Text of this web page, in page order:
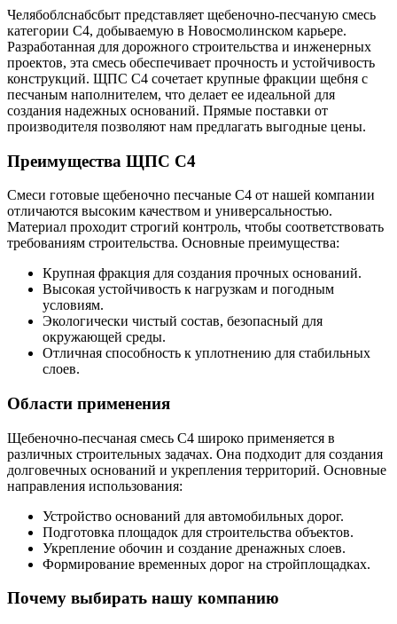
Челябоблснабсбыт представляет щебеночно-песчаную смесь
категории С4, добываемую в Новосмолинском карьере.
Разработанная для дорожного строительства и инженерных
проектов, эта смесь обеспечивает прочность и устойчивость
конструкций. ЩПС С4 сочетает крупные фракции щебня с
песчаным наполнителем, что делает ее идеальной для
создания надежных оснований. Прямые поставки от
производителя позволяют нам предлагать выгодные цены.
Преимущества ЩПС С4
Смеси готовые щебеночно песчаные С4 от нашей компании
отличаются высоким качеством и универсальностью.
Материал проходит строгий контроль, чтобы соответствовать
требованиям строительства. Основные преимущества:
Крупная фракция для создания прочных оснований.
Высокая устойчивость к нагрузкам и погодным
условиям.
Экологически чистый состав, безопасный для
окружающей среды.
Отличная способность к уплотнению для стабильных
слоев.
Области применения
Щебеночно-песчаная смесь С4 широко применяется в
различных строительных задачах. Она подходит для создания
долговечных оснований и укрепления территорий. Основные
направления использования:
Устройство оснований для автомобильных дорог.
Подготовка площадок для строительства объектов.
Укрепление обочин и создание дренажных слоев.
Формирование временных дорог на стройплощадках.
Почему выбирать нашу компанию